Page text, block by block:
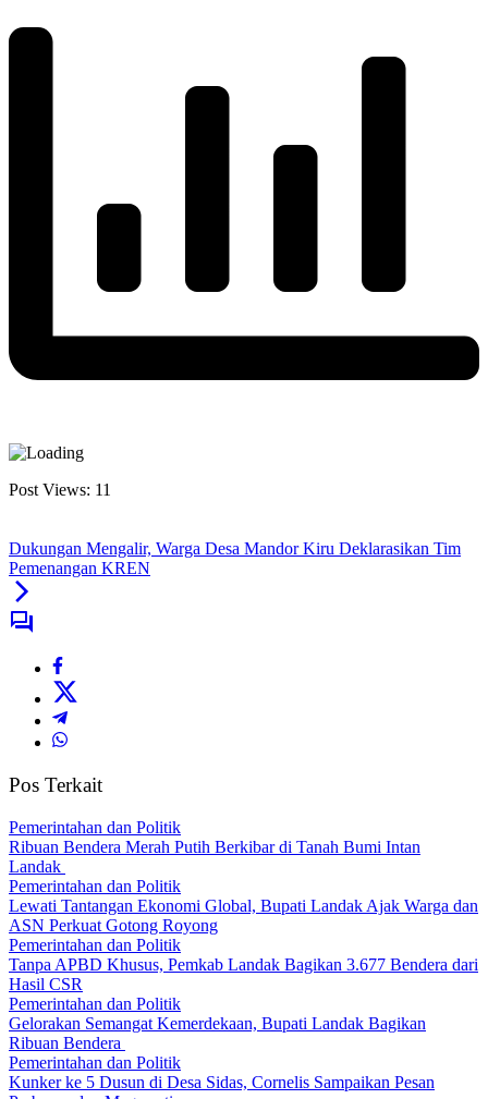
Post Views: 11
Dukungan Mengalir, Warga Desa Mandor Kiru Deklarasikan Tim
Pemenangan KREN
Pos Terkait
Pemerintahan dan Politik
Ribuan Bendera Merah Putih Berkibar di Tanah Bumi Intan
Landak
Pemerintahan dan Politik
Lewati Tantangan Ekonomi Global, Bupati Landak Ajak Warga dan
ASN Perkuat Gotong Royong
Pemerintahan dan Politik
Tanpa APBD Khusus, Pemkab Landak Bagikan 3.677 Bendera dari
Hasil CSR
Pemerintahan dan Politik
Gelorakan Semangat Kemerdekaan, Bupati Landak Bagikan
Ribuan Bendera
Pemerintahan dan Politik
Kunker ke 5 Dusun di Desa Sidas, Cornelis Sampaikan Pesan